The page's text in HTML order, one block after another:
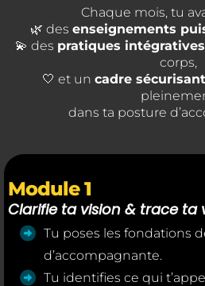
Chaque mois, tu
🌿 des enseignements
💫 des pratiques intégratives
corps,
🤍 et un cadre sécurisant
dans ta posture
Module 1
Clarifie ta vision & trace ta
Tu poses les fondations
d’accompagnante.
Tu identifies ce qui